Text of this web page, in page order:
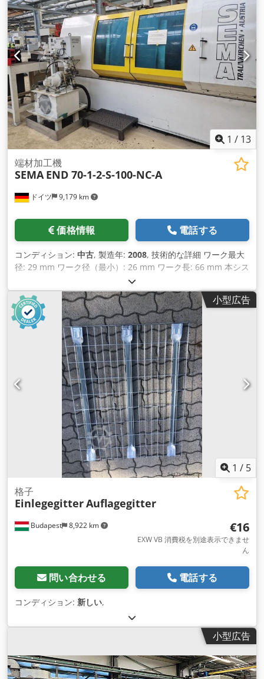
1 / 13
ドイツ 9,179 km
端材加工機
SEMA END 70-1-2-S-100-NC-A
価格情報 電話する
コンディション: 中古, 製造年: 2008, 技術的な詳細 ワーク最大
径: 29 mm ワーク径（最小）: 26 mm ワーク長: 66 mm 本シス
テムは当初、以下のワークサイズに対応していました： 直径
26mm - 29mm 長さ 65mm - 66mm Dkedpolqac Sofx Al Rer
クランプ装置やハンドリングなどのパーツを交換することで、
最大径約Ø50mmまで対応可能。 全長は若干の変更で400mm
弱になるでしょう。 この場合も、工具の長さ、部品の加工長さ
などによります。 *
小型広告
1 / 5
Budapest 8,922 km
格子
EinlegegitterAuflagegitter
€16
EXW VB 消費税を別途表示できませ
ん
問い合わせる 電話する
コンディション: 新しい,
小型広告